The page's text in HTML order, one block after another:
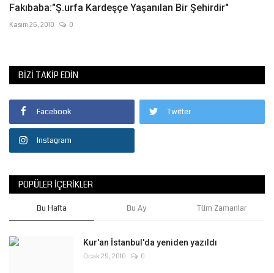
Fakıbaba:"Ş.urfa Kardeşçe Yaşanılan Bir Şehirdir"
Kasım 26, 2010 0
BIZI TAKIP EDIN
Facebook Twitter
Instagram
POPÜLER İÇERIKLER
Bu Hafta Bu Ay Tüm Zamanlar
Kur'an İstanbul'da yeniden yazıldı
Ocak 29, 2010 0